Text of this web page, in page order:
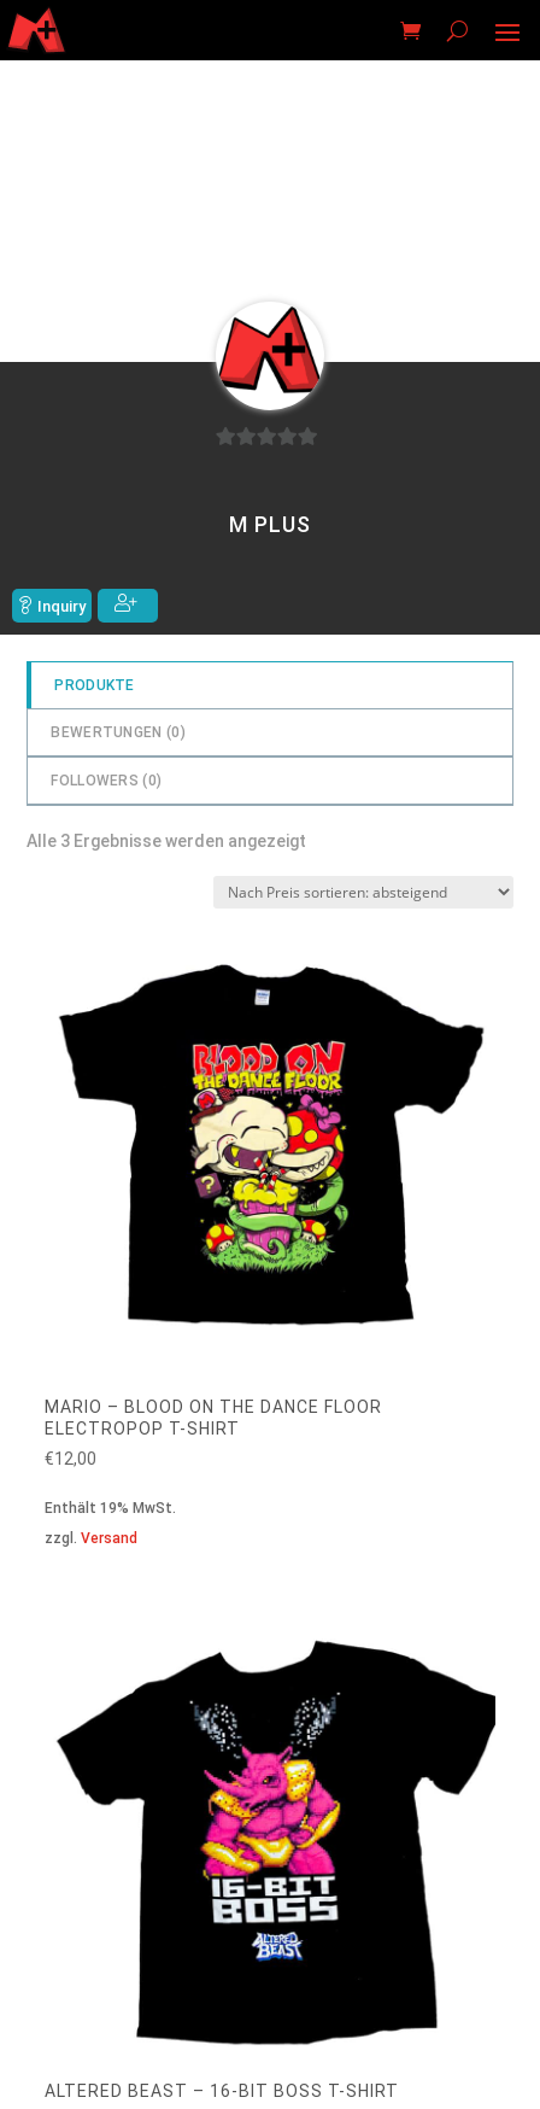
M PLUS
Inquiry
PRODUKTE
BEWERTUNGEN (0)
FOLLOWERS (0)
Alle 3 Ergebnisse werden angezeigt
sortiert:
MARIO – BLOOD ON THE DANCE FLOOR
ELECTROPOP T-SHIRT
€12,00
Enthält 19% MwSt.
zzgl.Versand
ALTERED BEAST – 16-BIT BOSS T-SHIRT